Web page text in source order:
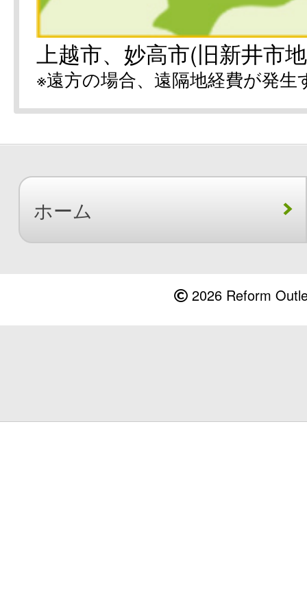
上越市、妙高市(旧新井市
※遠方の場合、遠隔地経費が発
ホーム
2026 Reform